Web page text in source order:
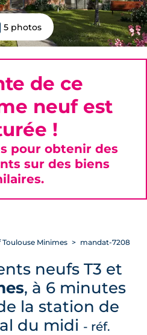
5 photos
Minimes mandat-7208
neufs T3 et
, à 6 minutes
la station de
du midi - réf.
de ce
neuf est
!
pour obtenir des
sur des biens